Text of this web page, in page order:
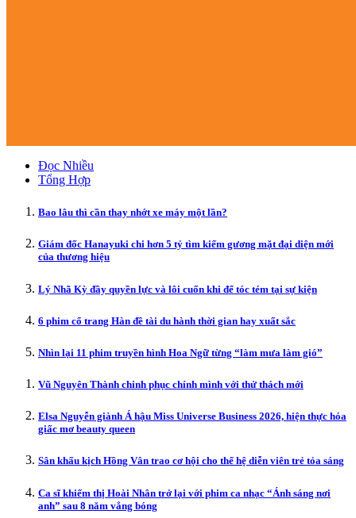
Đọc Nhiều
Tổng Hợp
Bao lâu thì cần thay nhớt xe máy một lần?
Giám đốc Hanayuki chi hơn 5 tỷ tìm kiếm gương mặt đại diện mới
của thương hiệu
Lý Nhã Kỳ đầy quyền lực và lôi cuốn khi để tóc tém tại sự kiện
6 phim cổ trang Hàn đề tài du hành thời gian hay xuất sắc
Nhìn lại 11 phim truyền hình Hoa Ngữ từng “làm mưa làm gió”
Vũ Nguyên Thành chinh phục chính mình với thử thách mới
Elsa Nguyễn giành Á hậu Miss Universe Business 2026, hiện thực hóa
giấc mơ beauty queen
Sân khấu kịch Hồng Vân trao cơ hội cho thế hệ diễn viên trẻ tỏa sáng
Ca sĩ khiếm thị Hoài Nhân trở lại với phim ca nhạc “Ánh sáng nơi
anh” sau 8 năm vắng bóng